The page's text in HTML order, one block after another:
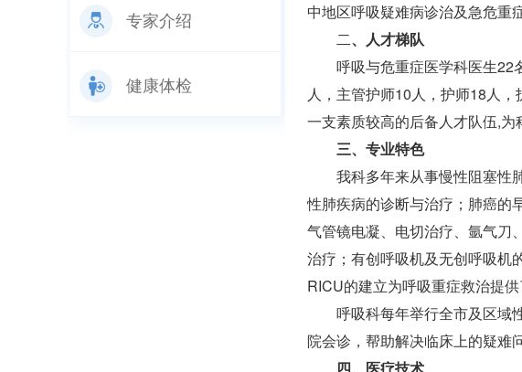
专家介绍
健康体检
中地区呼吸疑难病诊治及急危重
二、人才梯队
呼吸与危重症医学科医生22
人，主管护师10人，护师18人
一支素质较高的后备人才队伍,为
三、专业特色
我科多年来从事慢性阻塞性
性肺疾病的诊断与治疗；肺癌的
气管镜电凝、电切治疗、氩气刀
治疗；有创呼吸机及无创呼吸机
RICU的建立为呼吸重症救治提
呼吸科每年举行全市及区域
院会诊，帮助解决临床上的疑难问